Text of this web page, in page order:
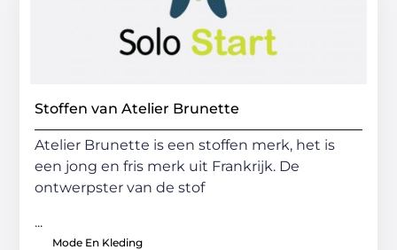
Stoffen van Atelier Brunette
Atelier Brunette is een stoffen merk, het is
een jong en fris merk uit Frankrijk. De
ontwerpster van de stof
...
Mode En Kleding